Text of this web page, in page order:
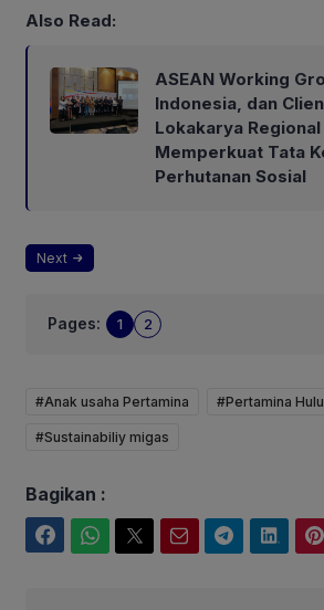
Also Read:
ASEAN Working
Indonesia, dan
Lokakarya
Memperkuat Tata
Perhutanan Sosial
Next
Pages: 1 2
#Anak usaha Pertamina #Pertamina
#Sustainabiliy migas
Bagikan :